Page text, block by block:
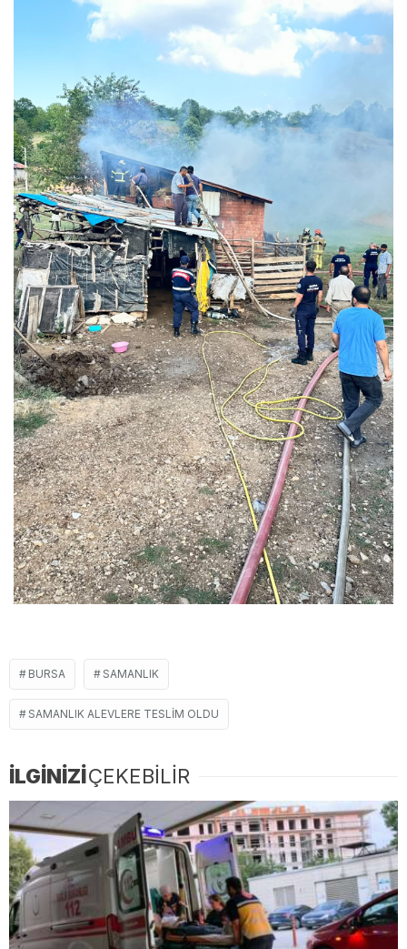
BURSA SAMANLIK
SAMANLIK ALEVLERE TESLIM OLDU
İLGİNİZİÇEKEBİLİR